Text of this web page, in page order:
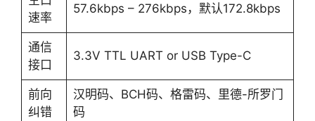
速率
57.6kbps – 276kbps，默认172.8kbps
通信
接口
3.3V TTL UART or USB Type-C
前向
纠错
汉明码、BCH码、格雷码、里德-所罗门
码